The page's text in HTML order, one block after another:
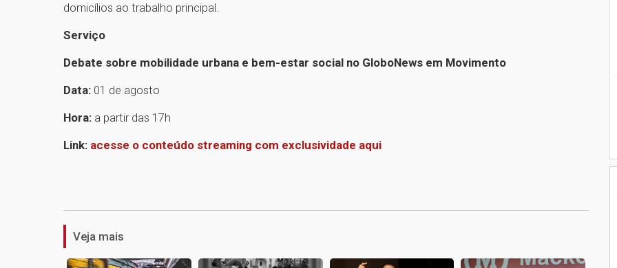
domicílios ao trabalho principal.
Serviço
Debate sobre mobilidade urbana e bem-estar social no GloboNews em Movimento
Data: 01 de agosto
Hora: a partir das 17h
Link: acesse o conteúdo streaming com exclusividade aqui
Veja mais